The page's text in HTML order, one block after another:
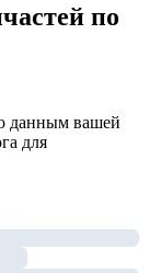
по
данным вашей
для